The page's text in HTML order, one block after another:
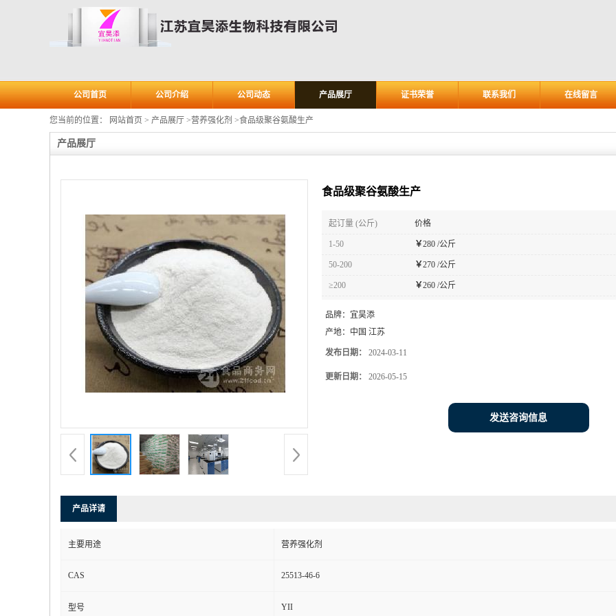
公司首页 公司介绍 公司动态 产品展厅 证书荣誉 联系我们 在线留言
您当前的位置： 网站首页 > 产品展厅 >营养强化剂 >食品级聚谷氨酸生产
产品展厅
食品级聚谷氨酸生产
起订量 (公斤) 价格
1-50 ￥280 /公斤
50-200 ￥270 /公斤
≥200 ￥260 /公斤
品牌： 宜昊添
产地： 中国 江苏
发布日期： 2024-03-11
更新日期： 2026-05-15
发送咨询信息
产品详请
主要用途 营养强化剂
CAS 25513-46-6
型号 YII